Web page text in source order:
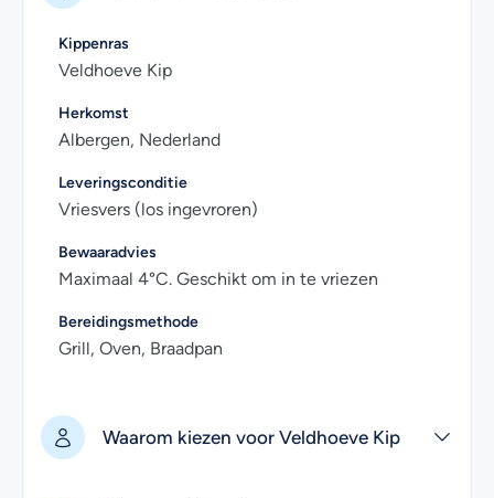
Kippenras
Veldhoeve Kip
Herkomst
Albergen, Nederland
Leveringsconditie
Vriesvers (los ingevroren)
Bewaaradvies
Maximaal 4°C. Geschikt om in te vriezen
Bereidingsmethode
Grill, Oven, Braadpan
Waarom kiezen voor Veldhoeve Kip